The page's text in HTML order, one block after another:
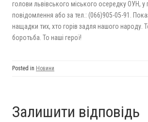
голови львівського міського осередку ОУН, у
повідомлення або за тел.: (066)905-05-91.
нащадки тих, хто горів задля нашого народу.
боротьба. То наші герої!
Posted in Новини
Залишити відповідь